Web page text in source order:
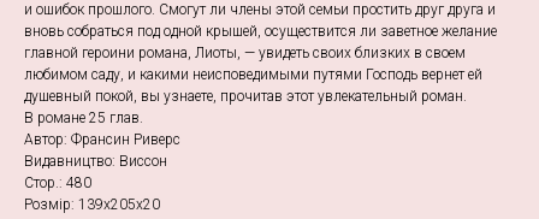
и ошибок прошлого. Смогут ли члены этой семьи простить друг друга и
вновь собраться под одной крышей, осуществится ли заветное желание
главной героини романа, Лиоты, — увидеть своих близких в своем
любимом саду, и какими неисповедимыми путями Господь вернет ей
душевный покой, вы узнаете, прочитав этот увлекательный роман.
В романе 25 глав.
Автор: Франсин Риверс
Видавництво: Виссон
Стор.: 480
Розмір: 139х205х20